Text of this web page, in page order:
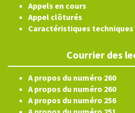
Appels en cours
Appel clôturés
Caractéristiques
Courrier des
A propos du numéro 260
A propos du numéro 260
A propos du numéro 256